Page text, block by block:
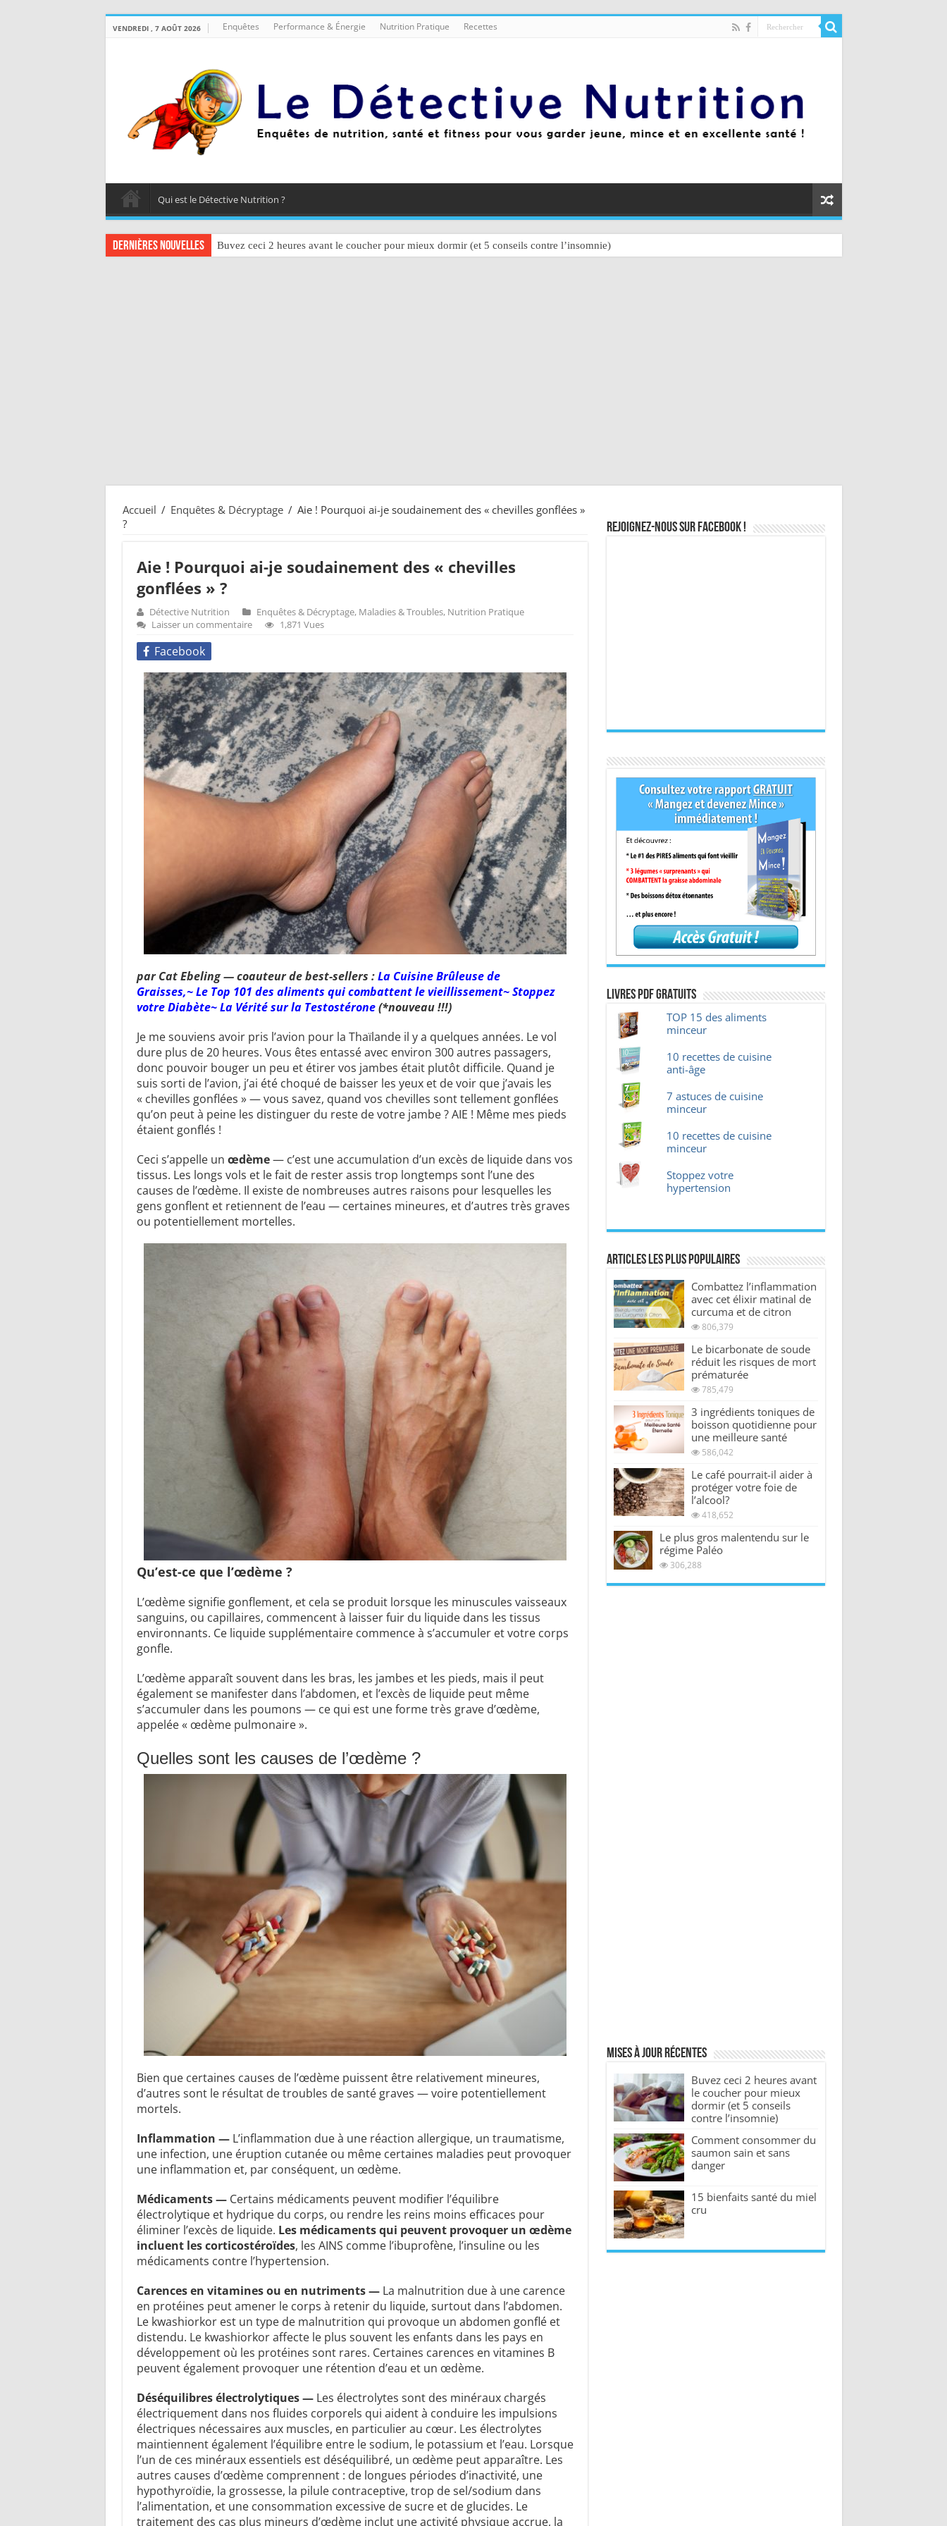
VENDREDI , 7 AOÛT 2026 Enquêtes Performance & Énergie Nutrition Pratique Recettes
Qui est le Détective Nutrition ?
Dernières nouvelles Buvez ceci 2 heures avant le coucher pour mieux dormir (et 5 conseils contre l’insomnie)
Accueil / Enquêtes & Décryptage / Aie ! Pourquoi ai-je soudainement des « chevilles gonflées »
?
Aie ! Pourquoi ai-je soudainement des « chevilles
gonflées » ?
Détective Nutrition Enquêtes & Décryptage, Maladies & Troubles, Nutrition Pratique
Laisser un commentaire
1,871 Vues
Facebook
par Cat Ebeling — coauteur de best-sellers : La Cuisine Brûleuse de
Graisses,~Le Top 101 des aliments qui combattent le vieillissement~Stoppez
votre Diabète~La Vérité sur la Testostérone(*nouveau !!!)
Je me souviens avoir pris l’avion pour la Thaïlande il y a quelques années. Le vol
dure plus de 20 heures. Vous êtes entassé avec environ 300 autres passagers,
donc pouvoir bouger un peu et étirer vos jambes était plutôt difficile. Quand je
suis sorti de l’avion, j’ai été choqué de baisser les yeux et de voir que j’avais les
« chevilles gonflées » — vous savez, quand vos chevilles sont tellement gonflées
qu’on peut à peine les distinguer du reste de votre jambe ? AIE ! Même mes pieds
étaient gonflés !
Ceci s’appelle un œdème— c’est une accumulation d’un excès de liquide dans vos
tissus. Les longs vols et le fait de rester assis trop longtemps sont l’une des
causes de l’œdème. Il existe de nombreuses autres raisons pour lesquelles les
gens gonflent et retiennent de l’eau — certaines mineures, et d’autres très graves
ou potentiellement mortelles.
Qu’est-ce que l’œdème ?
L’œdème signifie gonflement, et cela se produit lorsque les minuscules vaisseaux
sanguins, ou capillaires, commencent à laisser fuir du liquide dans les tissus
environnants. Ce liquide supplémentaire commence à s’accumuler et votre corps
gonfle.
L’œdème apparaît souvent dans les bras, les jambes et les pieds, mais il peut
également se manifester dans l’abdomen, et l’excès de liquide peut même
s’accumuler dans les poumons — ce qui est une forme très grave d’œdème,
appelée « œdème pulmonaire ».
Quelles sont les causes de l’œdème ?
Bien que certaines causes de l’œdème puissent être relativement mineures,
d’autres sont le résultat de troubles de santé graves — voire potentiellement
mortels.
Inflammation —L’inflammation due à une réaction allergique, un traumatisme,
une infection, une éruption cutanée ou même certaines maladies peut provoquer
une inflammation et, par conséquent, un œdème.
Médicaments —Certains médicaments peuvent modifier l’équilibre
électrolytique et hydrique du corps, ou rendre les reins moins efficaces pour
éliminer l’excès de liquide. Les médicaments qui peuvent provoquer un œdème
incluent les corticostéroïdes, les AINS comme l’ibuprofène, l’insuline ou les
médicaments contre l’hypertension.
Carences en vitamines ou en nutriments —La malnutrition due à une carence
en protéines peut amener le corps à retenir du liquide, surtout dans l’abdomen.
Le kwashiorkor est un type de malnutrition qui provoque un abdomen gonflé et
distendu. Le kwashiorkor affecte le plus souvent les enfants dans les pays en
développement où les protéines sont rares. Certaines carences en vitamines B
peuvent également provoquer une rétention d’eau et un œdème.
Déséquilibres électrolytiques —Les électrolytes sont des minéraux chargés
électriquement dans nos fluides corporels qui aident à conduire les impulsions
électriques nécessaires aux muscles, en particulier au cœur. Les électrolytes
maintiennent également l’équilibre entre le sodium, le potassium et l’eau. Lorsque
l’un de ces minéraux essentiels est déséquilibré, un œdème peut apparaître. Les
autres causes d’œdème comprennent : de longues périodes d’inactivité, une
hypothyroïdie, la grossesse, la pilule contraceptive, trop de sel/sodium dans
l’alimentation, et une consommation excessive de sucre et de glucides. Le
traitement des cas plus mineurs d’œdème inclut une activité physique accrue, la
Rejoignez-nous sur Facebook !
Livres pdf GRATUITS
TOP 15 des aliments
minceur
10 recettes de cuisine
anti-âge
7 astuces de cuisine
minceur
10 recettes de cuisine
minceur
Stoppez votre
hypertension
Articles les plus Populaires
Combattez l’inflammation
avec cet élixir matinal de
curcuma et de citron
806,379
Le bicarbonate de soude
réduit les risques de mort
prématurée
785,479
3 ingrédients toniques de
boisson quotidienne pour
une meilleure santé
586,042
Le café pourrait-il aider à
protéger votre foie de
l’alcool?
418,652
Le plus gros malentendu sur le
régime Paléo
306,288
Mises à jour récentes
Buvez ceci 2 heures avant
le coucher pour mieux
dormir (et 5 conseils
contre l’insomnie)
Comment consommer du
saumon sain et sans
danger
15 bienfaits santé du miel
cru